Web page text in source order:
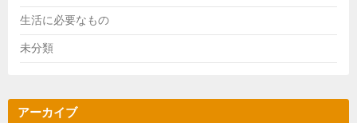
生活に必要なもの
未分類
アーカイブ